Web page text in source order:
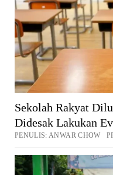
Sekolah Rakyat
Didesak Lakukan
PENULIS: ANWAR CHOW